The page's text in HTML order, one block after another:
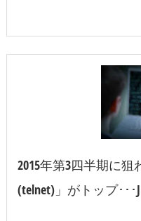
2015年第3四半期に狙
(telnet)」がトップ･･･